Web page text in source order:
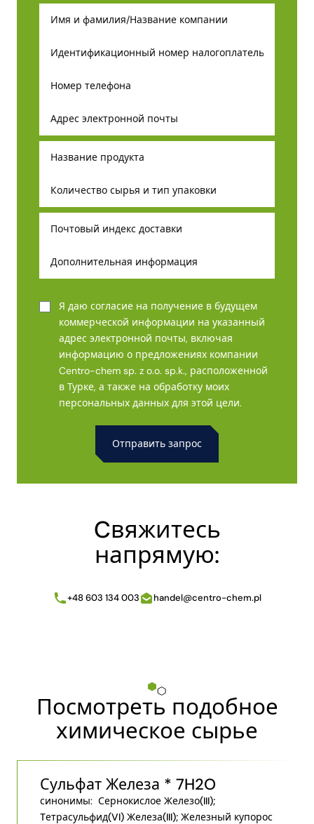
Я даю согласие на получение в будущем
коммерческой информации на указанный
адрес электронной почты, включая
информацию о предложениях компании
Centro-chem sp. z o.o. sp.k., расположенной
в Турке, а также на обработку моих
персональных данных для этой цели.
Cвяжитесь
напрямую:
+48 603 134 003 handel@centro-chem.pl
Посмотреть подобное
химическое сырье
Сульфат Железа * 7H2O
синонимы: Сернокислое Железо(III);
Tетрасульфид(VI) Железа(III); Железный купорос